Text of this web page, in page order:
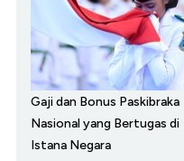
Gaji dan Bonus Paskibraka
Nasional yang Bertugas di
Istana Negara